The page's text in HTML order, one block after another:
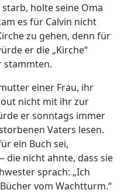
holte seine Oma
es für Calvin nicht
zu gehen, denn für
er die „Kirche“
stammten.
einer Frau, ihr
nicht mit ihr zur
er sonntags immer
Vaters lesen.
ein Buch sei,
nicht ahnte, dass sie
sprach: „Ich
vom Wachtturm.“